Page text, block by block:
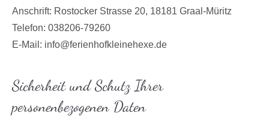
Anschrift: Rostocker Strasse 20, 18181 Graal-Müritz
Telefon: 038206-79260
E-Mail: info@ferienhofkleinehexe.de
Sicherheit und Schutz Ihrer
personenbezogenen Daten